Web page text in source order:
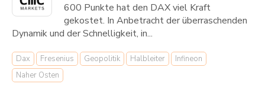
600 Punkte hat den DAX viel Kraft
gekostet. In Anbetracht der überraschenden
Dynamik und der Schnelligkeit, in...
Dax Fresenius Geopolitik Halbleiter
Infineon
Naher Osten